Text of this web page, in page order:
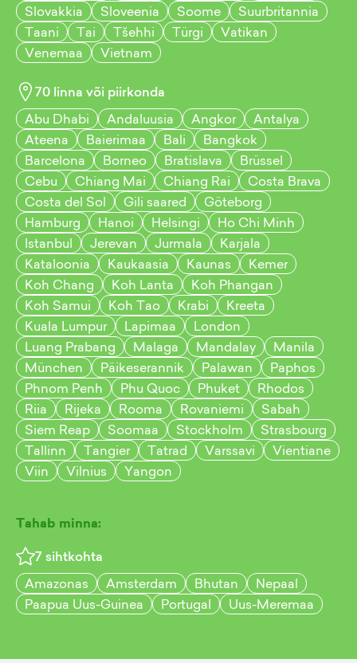
Slovakkia
Sloveenia Soome
Suurbritannia
Taani
Tai Tšehhi Türgi
Vatikan
Venemaa
Vietnam
70 linna või piirkonda
Abu Dhabi
Andaluusia Angkor
Antalya
Ateena
Baierimaa Bali
Bangkok
Barcelona
Borneo Bratislava
Brüssel
Cebu
Chiang Mai Chiang Rai
Costa Brava
Costa del Sol
Gili saared
Göteborg
Hamburg
Hanoi Helsingi
Ho Chi Minh
Istanbul
Jerevan Jurmala
Karjala
Kataloonia
Kaukaasia Kaunas
Kemer
Koh Chang
Koh Lanta
Koh Phangan
Koh Samui
Koh Tao Krabi
Kreeta
Kuala Lumpur
Lapimaa
London
Luang Prabang
Malaga Mandalay
Manila
München
Päikeserannik Palawan
Paphos
Phnom Penh
Phu Quoc Phuket
Rhodos
Riia
Rijeka Rooma Rovaniemi
Sabah
Siem Reap
Soomaa Stockholm
Strasbourg
Tallinn
Tangier Tatrad Varssavi
Vientiane
Viin
Vilnius Yangon
Tahab minna:
7 sihtkohta
Amazonas
Amsterdam Bhutan
Nepaal
Paapua Uus-Guinea
Portugal Uus-Meremaa